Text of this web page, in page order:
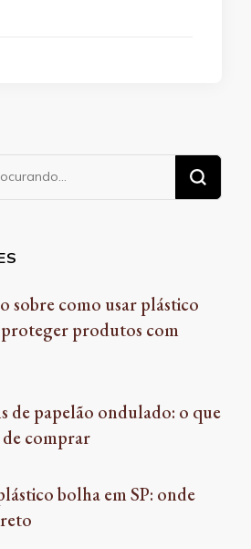
sobre como usar plástico
produtos com
de papelão ondulado: o que
de comprar
bolha em SP: onde